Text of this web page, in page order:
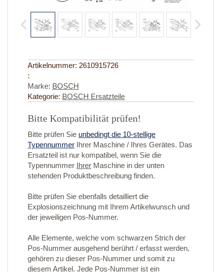
Artikelnummer: 2610915726
:
Marke: BOSCH
Kategorie: BOSCH Ersatzteile
Bitte Kompatibilität prüfen!
Bitte prüfen Sie unbedingt die 10-stellige
Typennummer Ihrer Maschine / Ihres Gerätes. Das
Ersatzteil ist nur kompatibel, wenn Sie die
Typennummer Ihrer Maschine in der unten
stehenden Produktbeschreibung finden.
Bitte prüfen Sie ebenfalls detailliert die
Explosionszeichnung mit Ihrem Artikelwunsch und
der jeweiligen Pos-Nummer.
Alle Elemente, welche vom schwarzen Strich der
Pos-Nummer ausgehend berührt / erfasst werden,
gehören zu dieser Pos-Nummer und somit zu
diesem Artikel. Jede Pos-Nummer ist ein